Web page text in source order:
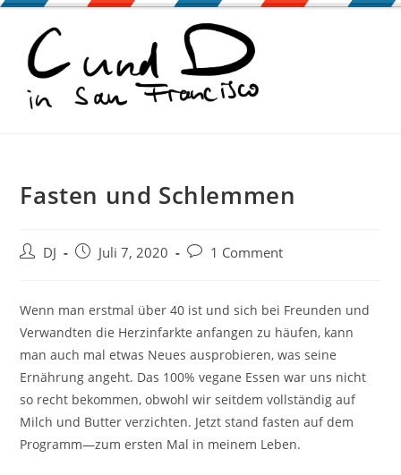
Zum
springen
Fasten und Schlemmen
Beitrags-
DJ
BeitragJuli 7, 2020
Beitrags-
1 Comment
Wenn man erstmal über 40 ist und sich bei Freunden und
Verwandten die Herzinfarkte anfangen zu häufen, kann
man auch mal etwas Neues ausprobieren, was seine
Ernährung angeht. Das 100% vegane Essen war uns nicht
so recht bekommen, obwohl wir seitdem vollständig auf
Milch und Butter verzichten. Jetzt stand fasten auf dem
Programm—zum ersten Mal in meinem Leben.